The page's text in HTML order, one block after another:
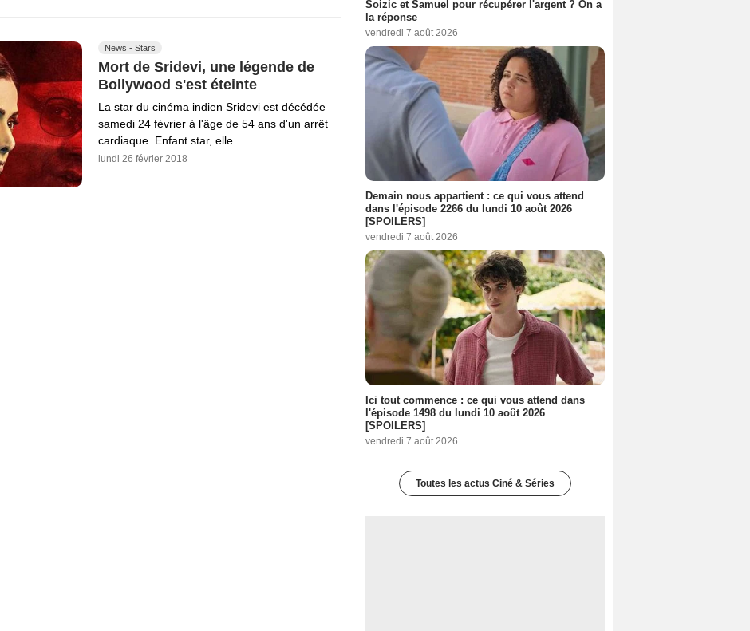
News - Stars
Mort de Sridevi, une légende de
Bollywood s'est éteinte
La star du cinéma indien Sridevi est décédée
samedi 24 février à l'âge de 54 ans d'un arrêt
cardiaque. Enfant star, elle…
lundi 26 février 2018
Soizic et Samuel pour récupérer l'argent ? On a
la réponse
vendredi 7 août 2026
Demain nous appartient : ce qui vous attend
dans l'épisode 2266 du lundi 10 août 2026
[SPOILERS]
vendredi 7 août 2026
Ici tout commence : ce qui vous attend dans
l'épisode 1498 du lundi 10 août 2026
[SPOILERS]
vendredi 7 août 2026
Toutes les actus Ciné & Séries